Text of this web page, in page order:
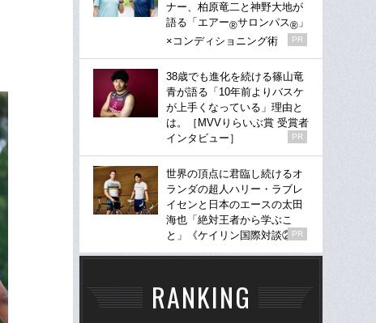
ナー、柏原竜二と神野大地が
語る「エアー®サロンパス® 」
×コンディショニング術
PR
38歳でも進化を続ける篠山竜
青が語る「10年前よりバスケ
が上手くなっている」理由と
は。［MVVりらいぶ賞 受賞者
インタビュー］
PR
世界の頂点に君臨し続けるオ
ランダの超人ハリー・ラブレ
イセンと日本のエースの太田
海也「絶対王者から学ぶこ
と」《ケイリン国際対談②》
PR
RANKING